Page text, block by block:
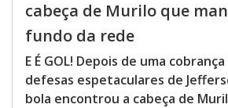
cabeça de Murilo que
fundo da rede
E É GOL! Depois de uma
defesas espetaculares de
bola encontrou a cabeça de